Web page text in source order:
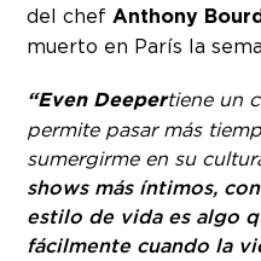
del chefAnthony
muerto en París la
“Even Deepertiene un
permite pasar más
sumergirme en su
shows más íntimos,
estilo de vida es algo
fácilmente cuando la